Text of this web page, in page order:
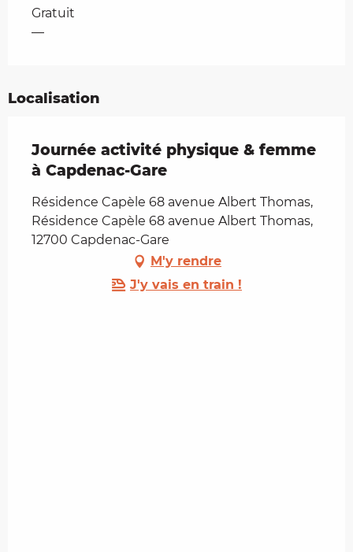
Tarifs 2026
Gratuit
—
Localisation
Journée activité physique & femme
à Capdenac-Gare
Résidence Capèle 68 avenue Albert Thomas,
Résidence Capèle 68 avenue Albert Thomas,
12700 Capdenac-Gare
M'y rendre
J'y vais en train !